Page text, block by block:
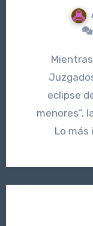
Mientras gabinetes psicosociales y
eclipse
menores”,
Lo